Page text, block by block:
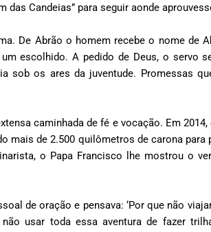
das Candeias” para seguir aonde
De Abrão o homem recebe o nome de
escolhido. A pedido de Deus, o servo
sob os ares da juventude. Promessas
caminhada de fé e vocação. Em
mais de 2.500 quilômetros de carona
o Papa Francisco lhe mostrou o
de oração e pensava: ‘Por que não
usar toda essa aventura de fazer